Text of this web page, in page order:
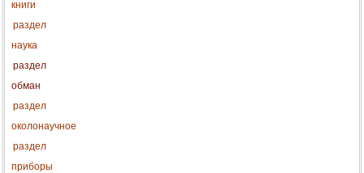
книги
раздел
наука
раздел
обман
раздел
околонаучное
раздел
приборы